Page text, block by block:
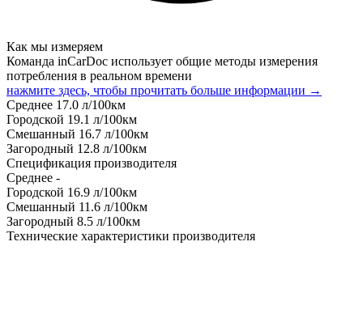
Как мы измеряем
Команда inCarDoc использует общие методы измерения
потребления в реальном времени
нажмите здесь, чтобы прочитать больше информации →
Среднее 17.0 л/100км
Городской 19.1 л/100км
Смешанный 16.7 л/100км
Загородный 12.8 л/100км
Спецификация производителя
Среднее -
Городской 16.9 л/100км
Смешанный 11.6 л/100км
Загородный 8.5 л/100км
Технические характеристики производителя